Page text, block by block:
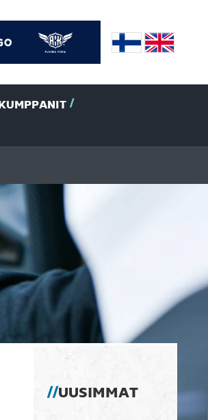
KUMPPANIT
UUSIMMAT